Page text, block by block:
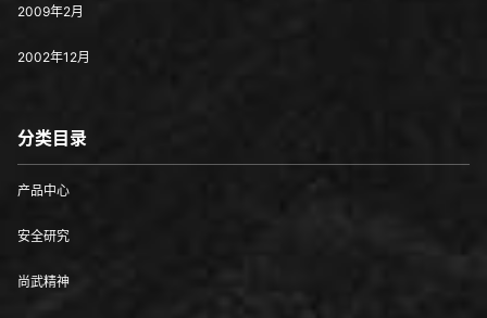
2009年2月
2002年12月
分类目录
产品中心
安全研究
尚武精神